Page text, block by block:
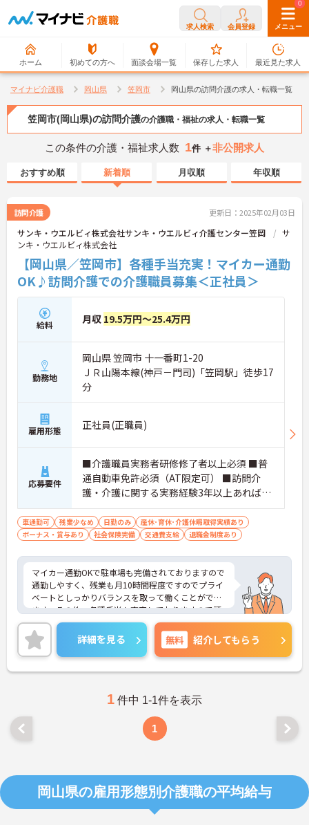
求人検索 会員登録 メニュー
ホーム 初めての方へ 面談会場一覧
0
保存した求人
0
最近見た求人
マイナビ介護職 岡山県 笠岡市 岡山県の訪問介護の求人・転職一覧
笠岡市(岡山県)の訪問介護の介護職・福祉の求人・転職一覧
この条件の介護・福祉求人数 1件 ＋非公開求人
おすすめ順 新着順 月収順 年収順
訪問介護 更新日：2025年02月03日
サンキ・ウエルビィ株式会社サンキ・ウエルビィ介護センター笠岡
サ
ンキ・ウエルビィ株式会社
【岡山県／笠岡市】各種手当充実！マイカー通勤
OK♪訪問介護での介護職員募集＜正社員＞
給料 月収 19.5万円～25.4万円
勤務地
岡山県 笠岡市 十一番町1-20
ＪＲ山陽本線(神戸－門司)「笠岡駅」徒歩17
分
雇用形態 正社員(正職員)
応募要件
■介護職員実務者研修修了者以上必須 ■普
通自動車免許必須（AT限定可） ■訪問介
護・介護に関する実務経験3年以上あれば尚
可
車通勤可 残業少なめ 日勤のみ
産休･育休･介護休暇取得実績あり
ボーナス・賞与あり
社会保険完備 交通費支給 退職金制度あり
マイカー通勤OKで駐車場も完備されておりますので
通勤しやすく、残業も月10時間程度ですのでプライ
ベートとしっかりバランスを取って働くことができ
ます。その他、各種手当も充実しておりますので頑
張りがいのある職場です！ご興味のある方はご面接
ポイントお伝えしますのでご気軽にお問い合わせく
ださい。
詳細を見る 無料 紹介してもらう
1 件中 1-1件を表示
1
岡山県の雇用形態別介護職の平均給与